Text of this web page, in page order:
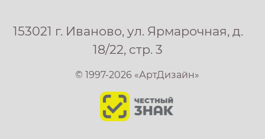
153021 г. Иваново, ул. Ярмарочная, д.
18/22, стр. 3
© 1997-2026 «АртДизайн»